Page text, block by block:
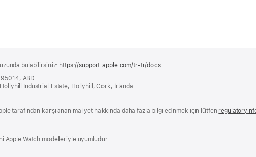
bulabilirsiniz: https://support.apple.com/tr-tr/docs(yeni
ABD
Industrial Estate, Hollyhill, Cork, İrlanda
tarafından karşılanan maliyet hakkında daha fazla bilgi edinmek için lütfen
Apple Watch modelleriyle uyumludur.